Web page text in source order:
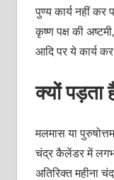
पुण्य कार्य नहीं
कृष्ण पक्ष की
आदि पर ये कार्य
क्यों
मलमास या
चंद्र कैलेंडर में
अतिरिक्त महीना